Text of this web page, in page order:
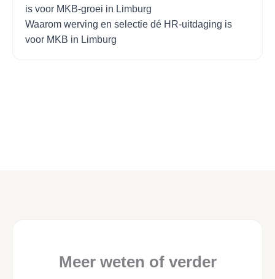
is voor MKB-groei in Limburg
Waarom werving en selectie dé HR-uitdaging is
voor MKB in Limburg
Meer weten of verder